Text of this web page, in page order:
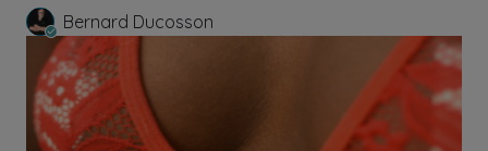
Bernard Ducosson